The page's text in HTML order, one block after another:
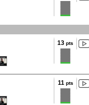
13 pts
11pts